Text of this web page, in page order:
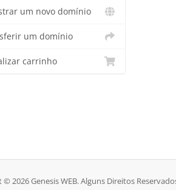
um novo domínio
um domínio
carrinho
2026 Genesis WEB. Alguns Direitos